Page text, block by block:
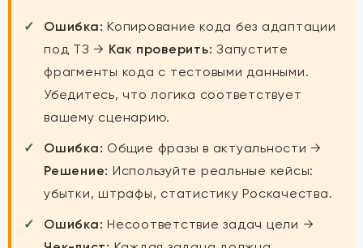
Ошибка: Копирование кода без адаптации
под ТЗ → Как проверить: Запустите
фрагменты кода с тестовыми данными.
Убедитесь, что логика соответствует
вашему сценарию.
Ошибка: Общие фразы в актуальности →
Решение: Используйте реальные кейсы:
убытки, штрафы, статистику Роскачества.
Ошибка: Несоответствие задач цели →